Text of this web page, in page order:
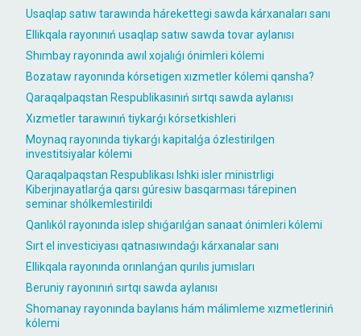
Usaqlap satıw tarawında hárekettegi sawda kárxanaları sanı
Ellikqala rayonınıń usaqlap satıw sawda tovar aylanısı
Shımbay rayonında awıl xojalıǵı ónimleri kólemi
Bozataw rayonında kórsetigen xızmetler kólemi qansha?
Qaraqalpaqstan Respublikasınıń sırtqı sawda aylanısı
Xızmetler tarawınıń tiykarǵı kórsetkishleri
Moynaq rayonında tiykarǵı kapitalǵa ózlestirilgen
investitsiyalar kólemi
Qaraqalpaqstan Respublikası Ishki isler ministrligi
Kiberjınayatlarǵa qarsı gúresiw basqarması tárepinen
seminar shólkemlestirildi
Qanlıkól rayonında islep shıǵarılǵan sanaat ónimleri kólemi
Sırt el investiciyası qatnasıwındaǵı kárxanalar sanı
Ellikqala rayonında orınlanǵan qurılıs jumısları
Beruniy rayonınıń sırtqı sawda aylanısı
Shomanay rayonında baylanıs hám málimleme xızmetleriniń
kólemi